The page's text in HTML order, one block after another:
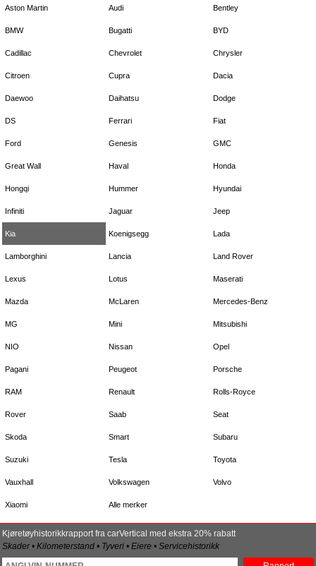
Aston Martin Audi Bentley
BMW Bugatti BYD
Cadillac Chevrolet Chrysler
Citroen Cupra Dacia
Daewoo Daihatsu Dodge
DS Ferrari Fiat
Ford Genesis GMC
Great Wall Haval Honda
Hongqi Hummer Hyundai
Infiniti Jaguar Jeep
Kia Koenigsegg Lada
Lamborghini Lancia Land Rover
Lexus Lotus Maserati
Mazda McLaren Mercedes-Benz
MG Mini Mitsubishi
NIO Nissan Opel
Pagani Peugeot Porsche
RAM Renault Rolls-Royce
Rover Saab Seat
Skoda Smart Subaru
Suzuki Tesla Toyota
Vauxhall Volkswagen Volvo
Xiaomi Alle merker
Kjøretøyhistorikkrapport fra carVertical med ekstra 20% rabatt
Skader • Kilometerstand • Tyveri • Eiere • Servicehistorikk